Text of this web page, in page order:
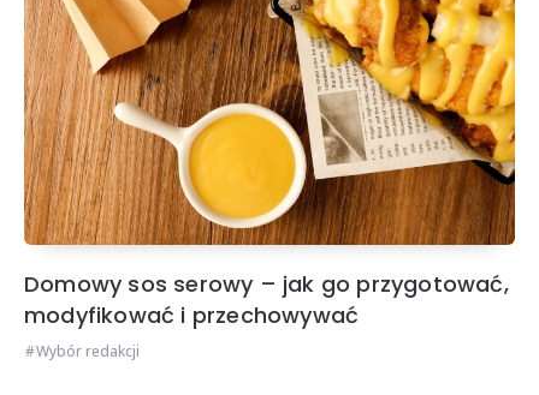
Domowy sos serowy – jak go przygotować,
modyfikować i przechowywać
Wybór redakcji